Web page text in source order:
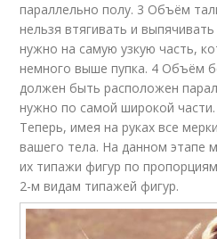
параллельно полу. 3 Объём
нельзя втягивать и
нужно на самую узкую часть,
немного выше пупка. 4 Объём
должен быть расположен
нужно по самой широкой части.
Теперь, имея на руках все
вашего тела. На данном этапе
их типажи фигур по
2-м видам типажей фигур.